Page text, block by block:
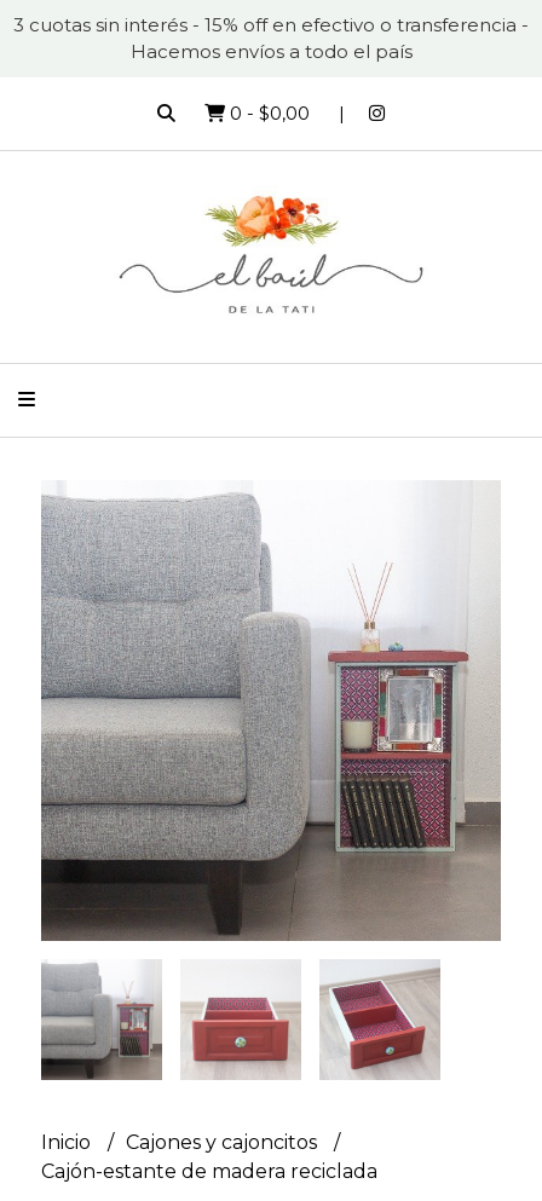
3 cuotas sin interés - 15% off en efectivo o transferencia -
Hacemos envíos a todo el país
0 - $0,00
Inicio
Cajones y cajoncitos
Cajón-estante de madera reciclada